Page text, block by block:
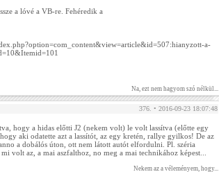
a lóvé a VB-re. Fehéredik a
a-
Na, ezt nem hagyom szó nélkül...
376. • 2016-09-23 18:07:48
hogy a hidas előtti J2 (nekem volt) le volt lassítva (előtte egy
aki odatette azt a lassítót, az egy kretén, rallye gyilkos! De az
a dobálós úton, ott nem látott autót elfordulni. Pl. széria
volt az, a mai aszfalthoz, no meg a mai technikához képest...
Nekem az a véleményem, hogy...